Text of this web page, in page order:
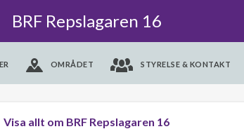
BRF Repslagaren 16
OMRÅDET STYRELSE & KONTAKT
Visa allt om BRF Repslagaren 16